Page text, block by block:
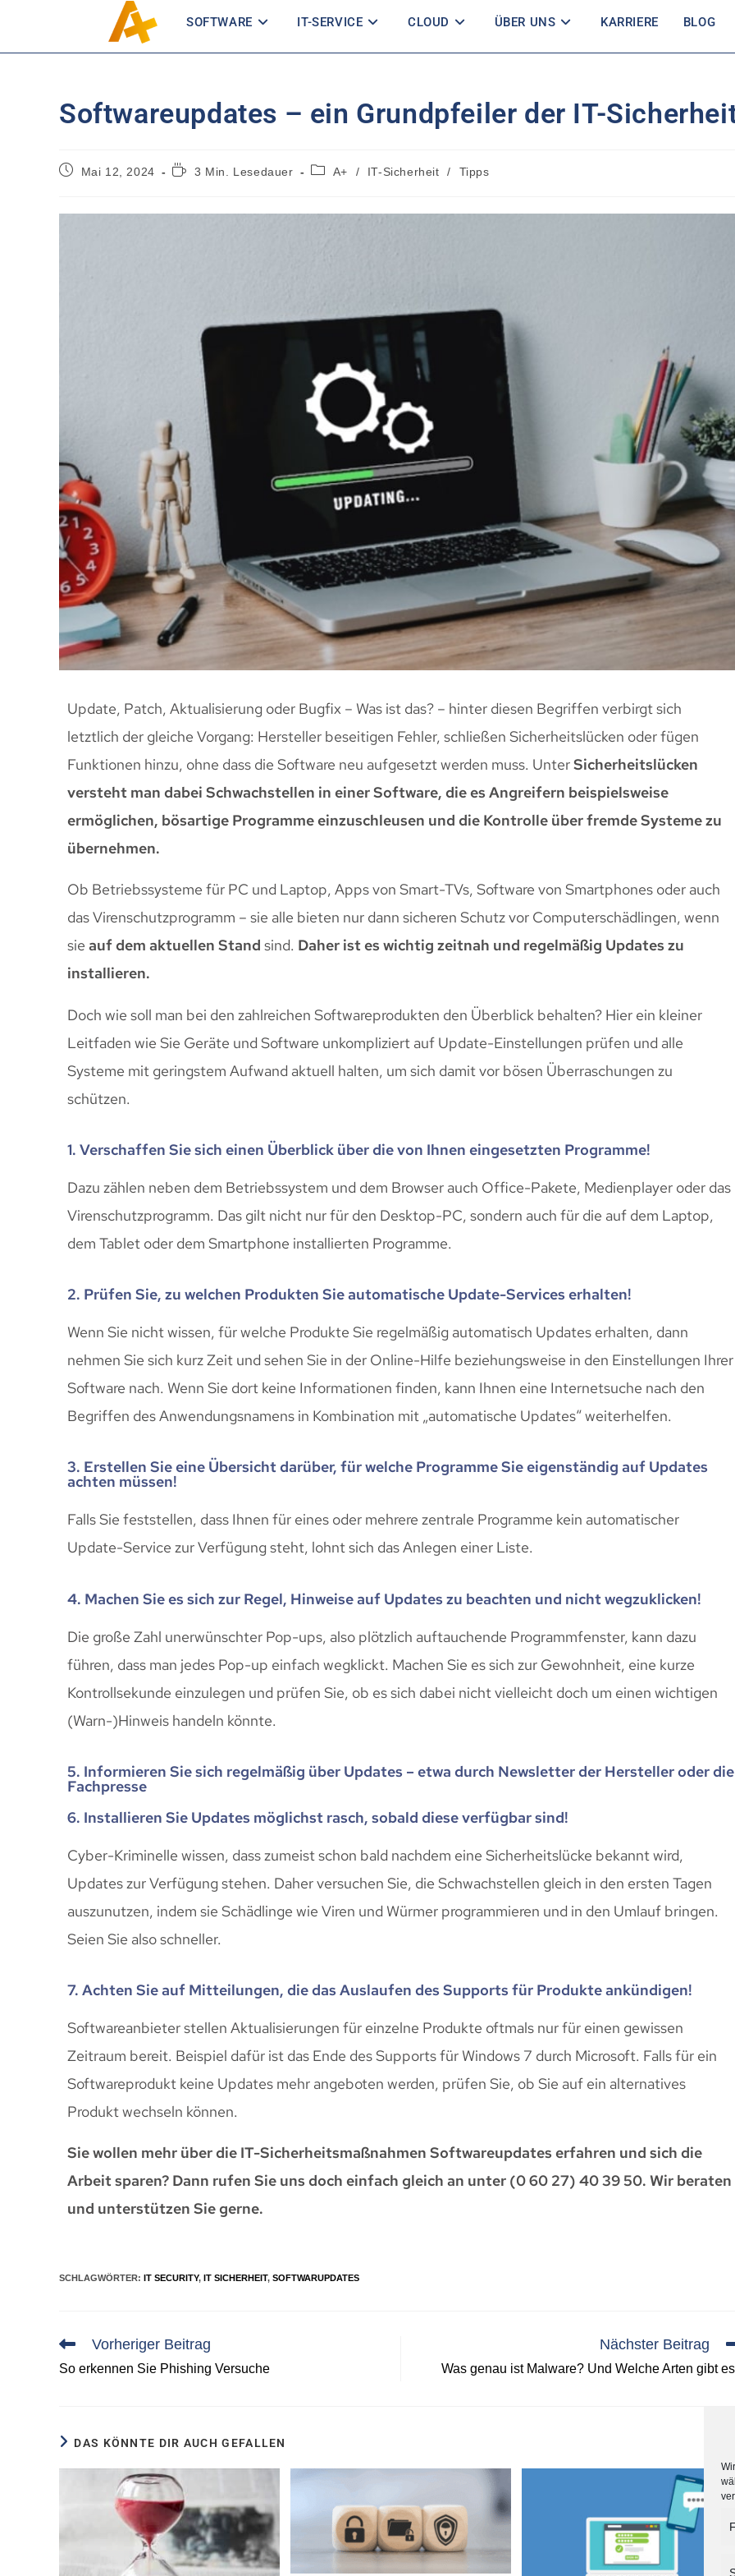
SOFTWARE IT-SERVICE CLOUD ÜBER UNS KARRIERE BLOG
Softwareupdates – ein Grundpfeiler der IT-
Mai 12, 2024 3 Min. Lesedauer A+ / IT-Sicherheit / Tipps
Update, Patch, Aktualisierung oder Bugfix – Was ist das? – hinter diesen Begriffen verbirgt sich
letztlich der gleiche Vorgang: Hersteller beseitigen Fehler, schließen Sicherheitslücken oder fügen
Funktionen hinzu, ohne dass die Software neu aufgesetzt werden muss. UnterSicherheitslücken
versteht man dabei Schwachstellen in einer Software, die es Angreifern beispielsweise
ermöglichen, bösartige Programme einzuschleusen und die Kontrolle über fremde Systeme zu
übernehmen.
Ob Betriebssysteme für PC und Laptop, Apps von Smart-TVs, Software von Smartphones oder auch
das Virenschutzprogramm – sie alle bieten nur dann sicheren Schutz vor Computerschädlingen, wenn
sie auf dem aktuellen Stand sind. Daher ist es wichtig zeitnah und regelmäßig Updates zu
installieren.
Doch wie soll man bei den zahlreichen Softwareprodukten den Überblick behalten? Hier ein kleiner
Leitfaden wie Sie Geräte und Software unkompliziert auf Update-Einstellungen prüfen und alle
Systeme mit geringstem Aufwand aktuell halten, um sich damit vor bösen Überraschungen zu
schützen.
1. Verschaffen Sie sich einen Überblick über die von Ihnen eingesetzten Programme!
Dazu zählen neben dem Betriebssystem und dem Browser auch Office-Pakete, Medienplayer oder das
Virenschutzprogramm. Das gilt nicht nur für den Desktop-PC, sondern auch für die auf dem Laptop,
dem Tablet oder dem Smartphone installierten Programme.
2. Prüfen Sie, zu welchen Produkten Sie automatische Update-Services erhalten!
Wenn Sie nicht wissen, für welche Produkte Sie regelmäßig automatisch Updates erhalten, dann
nehmen Sie sich kurz Zeit und sehen Sie in der Online-Hilfe beziehungsweise in den Einstellungen Ihrer
Software nach. Wenn Sie dort keine Informationen finden, kann Ihnen eine Internetsuche nach den
Begriffen des Anwendungsnamens in Kombination mit „automatische Updates“ weiterhelfen.
3. Erstellen Sie eine Übersicht darüber, für welche Programme Sie eigenständig auf Updates
achten müssen!
Falls Sie feststellen, dass Ihnen für eines oder mehrere zentrale Programme kein automatischer
Update-Service zur Verfügung steht, lohnt sich das Anlegen einer Liste.
4. Machen Sie es sich zur Regel, Hinweise auf Updates zu beachten und nicht wegzuklicken!
Die große Zahl unerwünschter Pop-ups, also plötzlich auftauchende Programmfenster, kann dazu
führen, dass man jedes Pop-up einfach wegklickt. Machen Sie es sich zur Gewohnheit, eine kurze
Kontrollsekunde einzulegen und prüfen Sie, ob es sich dabei nicht vielleicht doch um einen wichtigen
(Warn-)Hinweis handeln könnte.
5. Informieren Sie sich regelmäßig über Updates – etwa durch Newsletter der Hersteller oder die
Fachpresse
6. Installieren Sie Updates möglichst rasch, sobald diese verfügbar sind!
Cyber-Kriminelle wissen, dass zumeist schon bald nachdem eine Sicherheitslücke bekannt wird,
Updates zur Verfügung stehen. Daher versuchen Sie, die Schwachstellen gleich in den ersten Tagen
auszunutzen, indem sie Schädlinge wie Viren und Würmer programmieren und in den Umlauf bringen.
Seien Sie also schneller.
7. Achten Sie auf Mitteilungen, die das Auslaufen des Supports für Produkte ankündigen!
Softwareanbieter stellen Aktualisierungen für einzelne Produkte oftmals nur für einen gewissen
Zeitraum bereit. Beispiel dafür ist das Ende des Supports für Windows 7 durch Microsoft. Falls für ein
Softwareprodukt keine Updates mehr angeboten werden, prüfen Sie, ob Sie auf ein alternatives
Produkt wechseln können.
Sie wollen mehr über die IT-Sicherheitsmaßnahmen Softwareupdates erfahren und sich die
Arbeit sparen? Dann rufen Sie uns doch einfach gleich an unter (0 60 27) 40 39 50. Wir beraten
und unterstützen Sie gerne.
SCHLAGWÖRTER: IT SECURITY, IT SICHERHEIT, SOFTWARUPDATES
Vorheriger Beitrag
So erkennen Sie Phishing Versuche
Nächster Beitrag
Was genau ist Malware? Und Welche Arten gibt
DAS KÖNNTE DIR AUCH GEFALLEN